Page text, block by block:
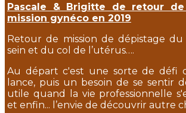
Pascale & Brigitte de retour
mission gynéco en 2019
Retour de mission de dépistage
sein et du col de l’utérus….
Au départ c'est une sorte de défi
lance, puis un besoin de se sentir
utile quand la vie professionnelle
et enfin... l’envie de découvrir autre